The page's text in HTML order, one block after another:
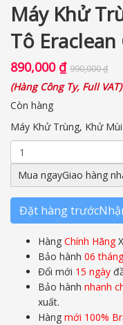
Máy Khử
Tô Eraclean
890,000 ₫ 990,000₫
(Hàng Công Ty, Full VAT)
Còn hàng
Máy Khử Trùng, Khử
Mua ngayGiao hàng
Đặt hàng trước
Hàng Chính Hãng
Bảo hành 06 tháng
Đổi mới 15 ngày
Bảo hành nhanh
xuất.
Hàng mới 100%